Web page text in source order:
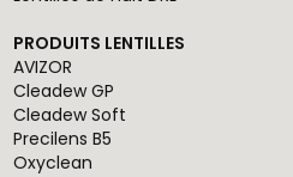
PRODUITS LENTILLES
AVIZOR
Cleadew GP
Cleadew Soft
Precilens B5
Oxyclean